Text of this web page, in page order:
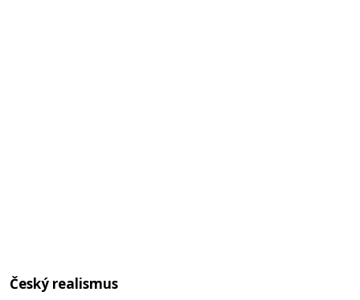
Český realismus